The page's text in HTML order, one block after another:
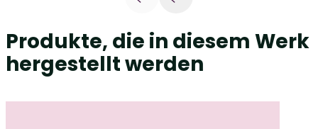
Produkte, die in diesem Werk
hergestellt werden